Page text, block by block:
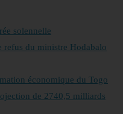
solennelle
du ministre Hodabalo
économique du Togo
de 2740,5 milliards